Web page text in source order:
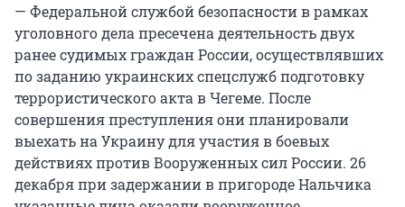
— Федеральной службой безопасности в рамках
уголовного дела пресечена деятельность двух
ранее судимых граждан России, осуществлявших
по заданию украинских спецслужб подготовку
террористического акта в Чегеме. После
совершения преступления они планировали
выехать на Украину для участия в боевых
действиях против Вооруженных сил России. 26
декабря при задержании в пригороде Нальчика